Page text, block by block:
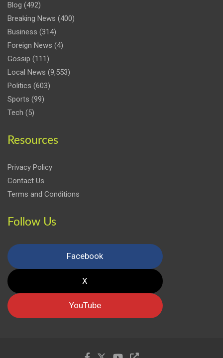
Blog (492)
Breaking News (400)
Business (314)
Foreign News (4)
Gossip (111)
Local News (9,553)
Politics (603)
Sports (99)
Tech (5)
Resources
Privacy Policy
Contact Us
Terms and Conditions
Follow Us
Facebook
X
YouTube